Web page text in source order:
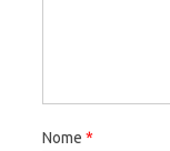
Nome *